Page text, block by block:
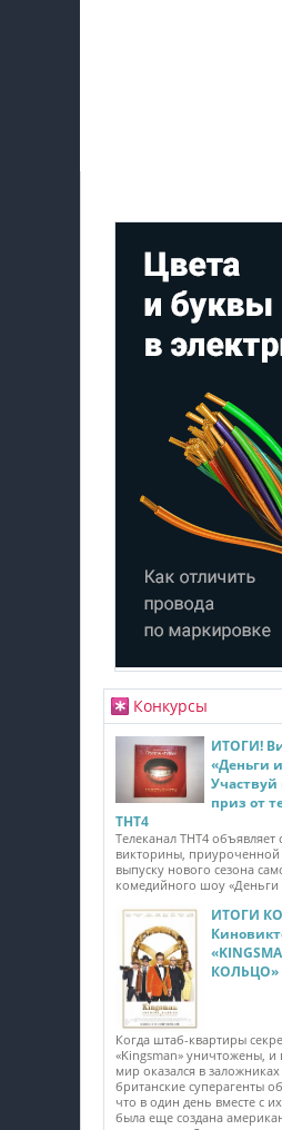
Конкурсы
ИТОГИ!
«Деньги
приз от
ТНТ4
Телеканал ТНТ4 объявляет
викторины,
выпуску нового сезона
комедийного шоу «Деньги
ИТОГИ
КОЛЬЦО»
Когда штаб-квартиры
«Kingsman» уничтожены, и
мир оказался в
британские суперагенты
что в один день вместе с
была еще создана